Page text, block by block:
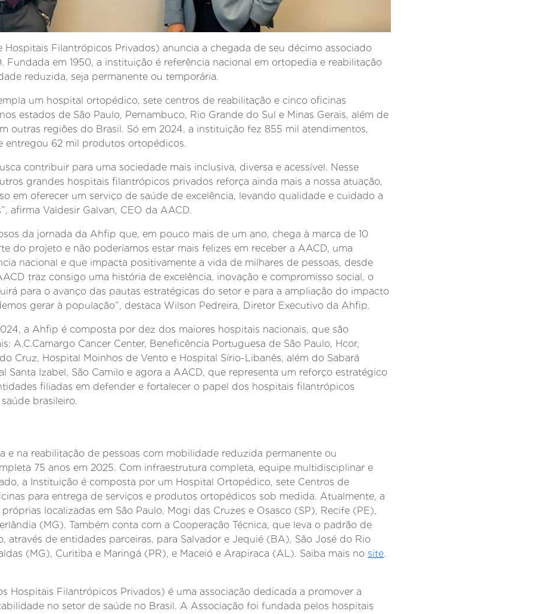
Filantrópicos Privados) anuncia a chegada de seu décimo associado
Fundada em 1950, a instituição é referência nacional em ortopedia e reabilitação
reduzida, seja permanente ou temporária.
um hospital ortopédico, sete centros de reabilitação e cinco oficinas
estados de São Paulo, Pernambuco, Rio Grande do Sul e Minas Gerais, além de
outras regiões do Brasil. Só em 2024, a instituição fez 855 mil atendimentos,
entregou 62 mil produtos ortopédicos.
contribuir para uma sociedade mais inclusiva, diversa e acessível. Nesse
grandes hospitais filantrópicos privados reforça ainda mais a nossa atuação,
em oferecer um serviço de saúde de excelência, levando qualidade e cuidado a
afirma Valdesir Galvan, CEO da AACD.
da jornada da Ahfip que, em pouco mais de um ano, chega à marca de 10
do projeto e não poderíamos estar mais felizes em receber a AACD, uma
nacional e que impacta positivamente a vida de milhares de pessoas, desde
traz consigo uma história de excelência, inovação e compromisso social, o
para o avanço das pautas estratégicas do setor e para a ampliação do impacto
gerar à população”, destaca Wilson Pedreira, Diretor Executivo da Ahfip.
a Ahfip é composta por dez dos maiores hospitais nacionais, que são
A.C.Camargo Cancer Center, Beneficência Portuguesa de São Paulo, Hcor,
Cruz, Hospital Moinhos de Vento e Hospital Sírio-Libanês, além do Sabará
Santa Izabel, São Camilo e agora a AACD, que representa um reforço estratégico
filiadas em defender e fortalecer o papel dos hospitais filantrópicos
brasileiro.
e na reabilitação de pessoas com mobilidade reduzida permanente ou
75 anos em 2025. Com infraestrutura completa, equipe multidisciplinar e
a Instituição é composta por um Hospital Ortopédico, sete Centros de
para entrega de serviços e produtos ortopédicos sob medida. Atualmente, a
localizadas em São Paulo, Mogi das Cruzes e Osasco (SP), Recife (PE),
(MG). Também conta com a Cooperação Técnica, que leva o padrão de
através de entidades parceiras, para Salvador e Jequié (BA), São José do Rio
(MG), Curitiba e Maringá (PR), e Maceió e Arapiraca (AL). Saiba mais no site.
Hospitais Filantrópicos Privados) é uma associação dedicada a promover a
no setor de saúde no Brasil. A Associação foi fundada pelos hospitais